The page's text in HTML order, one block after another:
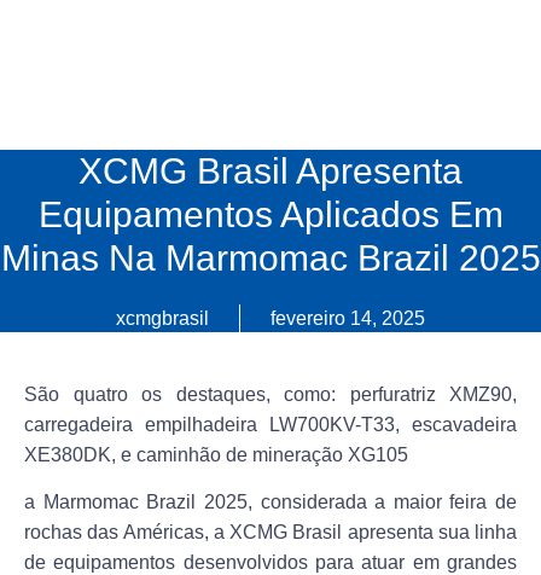
XCMG Brasil Apresenta
Equipamentos Aplicados Em
Minas Na Marmomac Brazil 2025
xcmgbrasil fevereiro 14, 2025
São quatro os destaques, como: perfuratriz XMZ90,
carregadeira empilhadeira LW700KV-T33, escavadeira
XE380DK, e caminhão de mineração XG105
a Marmomac Brazil 2025, considerada a maior feira de
rochas das Américas, a XCMG Brasil apresenta sua linha
de equipamentos desenvolvidos para atuar em grandes